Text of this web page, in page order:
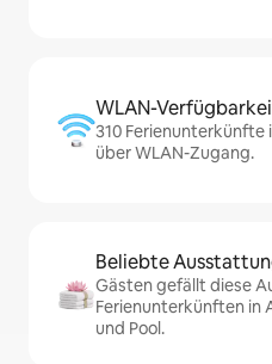
WLAN-
310
über WLAN-Zugang.
Beliebte
Gästen gefällt diese
Ferienunterkünften in
und Pool.